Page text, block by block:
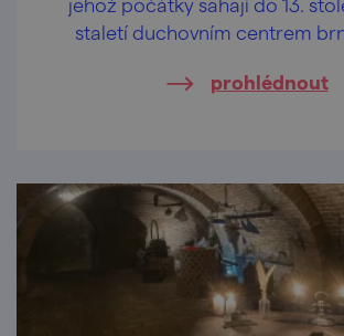
staletí duchovním centrem
gotickým památkám
prohlédnout